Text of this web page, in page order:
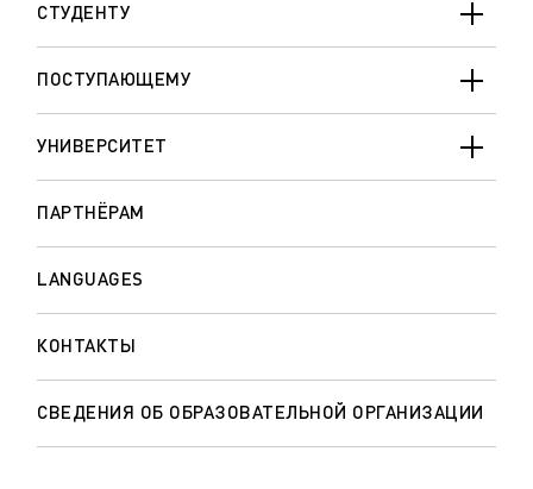
СТУДЕНТУ
ПОСТУПАЮЩЕМУ
УНИВЕРСИТЕТ
ПАРТНЁРАМ
LANGUAGES
КОНТАКТЫ
СВЕДЕНИЯ ОБ ОБРАЗОВАТЕЛЬНОЙ ОРГАНИЗАЦИИ